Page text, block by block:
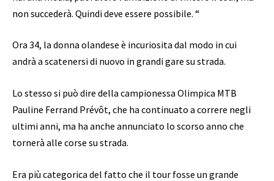
non succederà. Quindi deve essere possibile. “
Ora 34, la donna olandese è incuriosita dal modo in cui
andrà a scatenersi di nuovo in grandi gare su strada.
Lo stesso si può dire della campionessa Olimpica MTB
Pauline Ferrand Prévôt, che ha continuato a correre negli
ultimi anni, ma ha anche annunciato lo scorso anno che
tornerà alle corse su strada.
Era più categorica del fatto che il tour fosse un grande